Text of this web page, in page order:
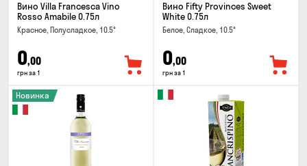
Вино Villa Francesca Vino
Rosso Amabile 0.75л
Красное, Полусладкое, 10.5°
0,00
грн за 1
Вино Fifty Provinces Sweet
White 0.75л
Белое, Сладкое, 10.5°
0,00
грн за 1
Новинка